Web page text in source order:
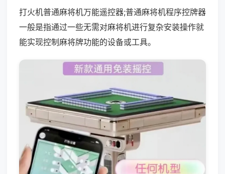
打火机普通麻将机万能遥控器;普通麻将机程序控牌器
一般是指通过一些无需对麻将机进行复杂安装操作就
能实现控制麻将牌功能的设备或工具。